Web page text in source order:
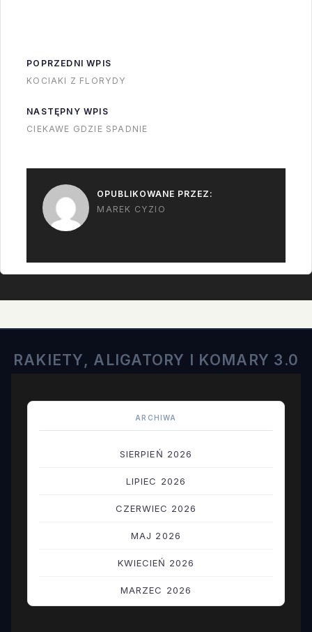
POPRZEDNI WPIS
KOCIAKI Z FLORYDY
NASTĘPNY WPIS
CIEKAWE GDZIE SPADNIE
OPUBLIKOWANE PRZEZ:
MAREK CYZIO
RAKIETY, ALIGATORY I KOMARY 3.0
ARCHIWA
SIERPIEŃ 2026
LIPIEC 2026
CZERWIEC 2026
MAJ 2026
KWIECIEŃ 2026
MARZEC 2026